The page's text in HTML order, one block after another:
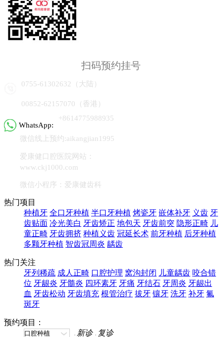
扫码预约挂号
0755-61302632（大陆）
00852-62157070（香港）
WhatsApp:
+8614775988935
微信线上预约:aikangjian1995
爱康健口腔医院网站：
www.ckj1000.com
微信小程序：爱康健齿科
热门项目
种植牙 全口牙种植 半口牙种植 烤瓷牙 嵌体补牙 义齿 牙
齿贴面 冷光美白 牙齿矫正 地包天 牙齿前突 隐形正畸 儿
童正畸 牙齿拥挤 种植义齿 冠延长术 前牙种植 后牙种植
多颗牙种植 智齿冠周炎 龋齿
热门关注
牙列稀疏 成人正畸 口腔护理 窝沟封闭 儿童龋齿 咬合错
位 牙龈炎 牙髓炎 四环素牙 牙痛 牙结石 牙周炎 牙龈出
血 牙齿松动 牙齿填充 根管治疗 拔牙 镶牙 洗牙 补牙 氟
斑牙
预约项目：
新诊
复诊